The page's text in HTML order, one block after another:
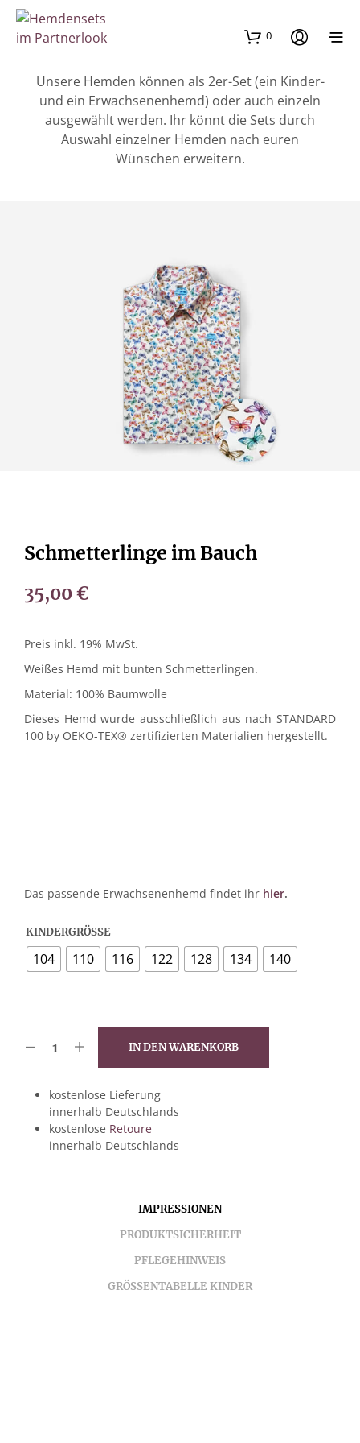
0
Unsere Hemden können als 2er-Set (ein Kinder-
und ein Erwachsenenhemd) oder auch einzeln
ausgewählt werden. Ihr könnt die Sets durch
Auswahl einzelner Hemden nach euren
Wünschen erweitern.
Schmetterlinge im Bauch
35,00€
Preis inkl. 19% MwSt.
Weißes Hemd mit bunten Schmetterlingen.
Material: 100% Baumwolle
Dieses Hemd wurde ausschließlich aus nach STANDARD
100 by OEKO-TEX® zertifizierten Materialien hergestellt.
Das passende Erwachsenenhemd findet ihr hier.
KINDERGRÖSSE
104 110 116 122 128 134 140
IN DEN WARENKORB
kostenlose Lieferung
innerhalb Deutschlands
kostenlose Retoure
innerhalb Deutschlands
IMPRESSIONEN
PRODUKTSICHERHEIT
PFLEGEHINWEIS
GRÖSSENTABELLE KINDER